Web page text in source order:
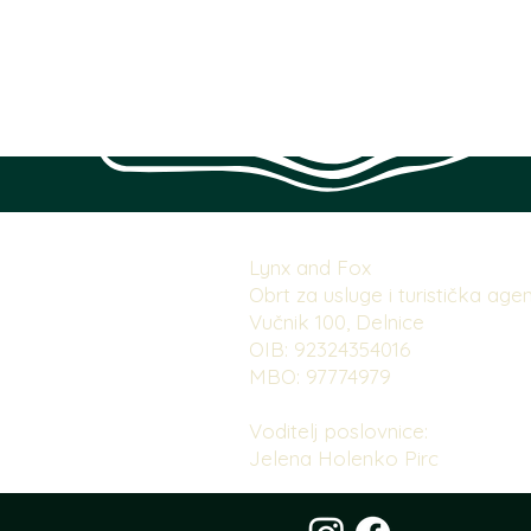
Lynx and Fox
Obrt za usluge i turistička
Vučnik 100, Delnice
OIB: 92324354016
MBO: 97774979
Voditelj poslovnice:
Jelena Holenko Pirc